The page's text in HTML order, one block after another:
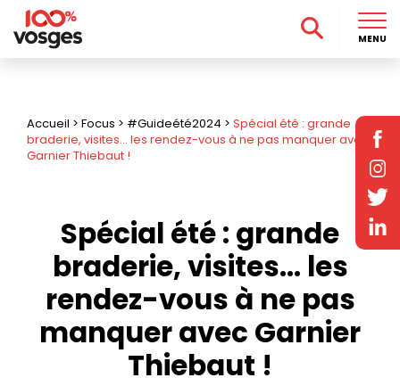
Accueil > Focus > #Guideété2024 > Spécial été : grande
braderie, visites… les rendez-vous à ne pas manquer avec
Garnier Thiebaut !
Spécial été : grande
braderie, visites… les
rendez-vous à ne pas
manquer avec Garnier
Thiebaut !
MENU